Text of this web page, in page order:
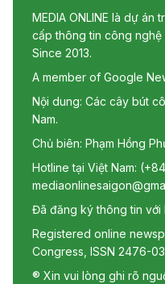
MEDIA ONLINE là dự án
cấp thông tin công
Since 2013.
A member of Google
Nội dung: Các cây bút
Nam.
Chủ biên: Phạm Hồng
Hotline tại Việt Nam:
Đã đăng ký thông tin với
Registered online
Congress, ISSN 2476-
® Xin vui lòng ghi rõ